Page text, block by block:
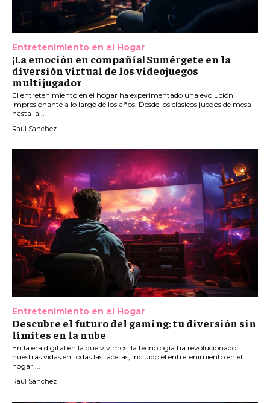
Entretenimiento en el Hogar
¡La emoción en compañía! Sumérgete en la
diversión virtual de los videojuegos
multijugador
El entretenimiento en el hogar ha experimentado una evolución
impresionante a lo largo de los años. Desde los clásicos juegos de mesa
hasta la...
Raul Sanchez
Entretenimiento en el Hogar
Descubre el futuro del gaming: tu diversión sin
límites en la nube
En la era digital en la que vivimos, la tecnología ha revolucionado
nuestras vidas en todas las facetas, incluido el entretenimiento en el
hogar....
Raul Sanchez